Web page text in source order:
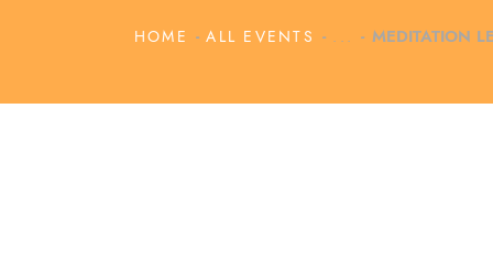
HOME ALL EVENTS ... MEDITATION